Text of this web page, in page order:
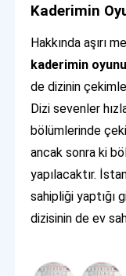
Kaderimin
Hakkında aşırı
kaderimin oyunu
de dizinin
Dizi sevenler
bölümlerinde
ancak sonra ki
yapılacaktır.
sahipliği yaptığı
dizisinin de ev